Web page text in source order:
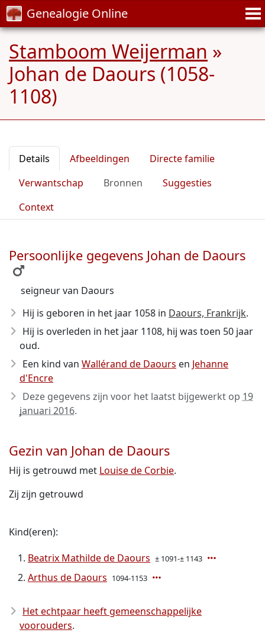
Genealogie Online
Stamboom Weijerman »
Johan de Daours (1058-
1108)
Details Afbeeldingen
Directe familie
Verwantschap
Bronnen
Suggesties
Context
Persoonlijke gegevens Johan de Daours
seigneur van Daours
Hij is geboren in het jaar 1058 in Daours, Frankrijk.
Hij is overleden in het jaar 1108, hij was toen 50 jaar
oud.
Een kind van Wallérand de Daours en Jehanne
d'Encre
Deze gegevens zijn voor het laatst bijgewerkt op 19
januari 2016.
Gezin van Johan de Daours
Hij is getrouwd met Louise de Corbie.
Zij zijn getrouwd
Kind(eren):
Beatrix Mathilde de Daours ± 1091-± 1143
Arthus de Daours 1094-1153
Het echtpaar heeft gemeenschappelijke
voorouders.